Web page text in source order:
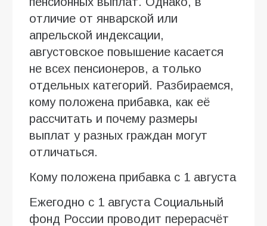
отличие от январской или
апрельской индексации,
августовское повышение касается
не всех пенсионеров, а только
отдельных категорий. Разбираемся,
кому положена прибавка, как её
рассчитать и почему размеры
выплат у разных граждан могут
отличаться.
Кому положена прибавка с 1 августа
Ежегодно с 1 августа Социальный
фонд России проводит перерасчёт